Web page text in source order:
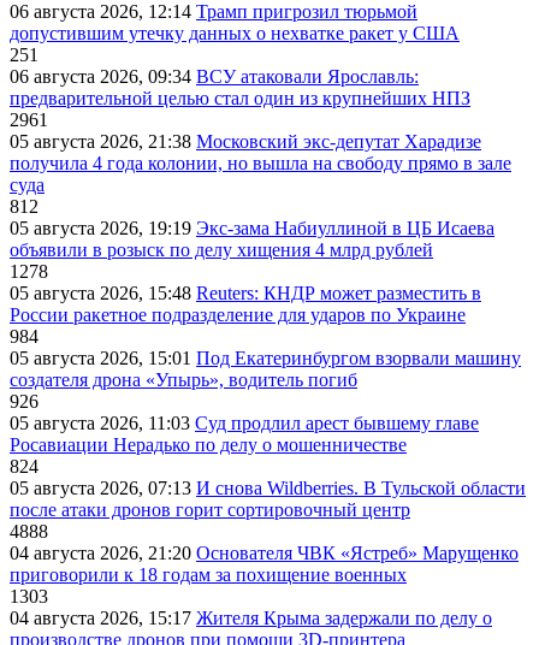
06 августа 2026, 12:14 Трамп пригрозил тюрьмой
допустившим утечку данных о нехватке ракет у США
251
06 августа 2026, 09:34 ВСУ атаковали Ярославль:
предварительной целью стал один из крупнейших НПЗ
2961
05 августа 2026, 21:38 Московский экс-депутат Харадизе
получила 4 года колонии, но вышла на свободу прямо в зале
суда
812
05 августа 2026, 19:19 Экс-зама Набиуллиной в ЦБ Исаева
объявили в розыск по делу хищения 4 млрд рублей
1278
05 августа 2026, 15:48 Reuters: КНДР может разместить в
России ракетное подразделение для ударов по Украине
984
05 августа 2026, 15:01 Под Екатеринбургом взорвали машину
создателя дрона «Упырь», водитель погиб
926
05 августа 2026, 11:03 Суд продлил арест бывшему главе
Росавиации Нерадько по делу о мошенничестве
824
05 августа 2026, 07:13 И снова Wildberries. В Тульской области
после атаки дронов горит сортировочный центр
4888
04 августа 2026, 21:20 Основателя ЧВК «Ястреб» Марущенко
приговорили к 18 годам за похищение военных
1303
04 августа 2026, 15:17 Жителя Крыма задержали по делу о
производстве дронов при помощи 3D‑принтера